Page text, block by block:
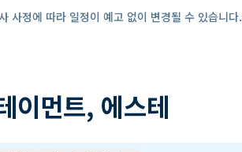
사정에 따라 일정이 예고 없이 변경될 수 있습니다.
이먼트, 에스테